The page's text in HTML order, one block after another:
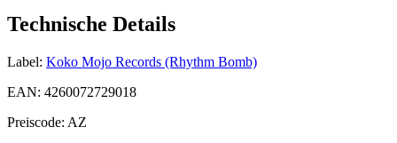
Technische Details
Label: Koko Mojo Records (Rhythm Bomb)
EAN: 4260072729018
Preiscode: AZ